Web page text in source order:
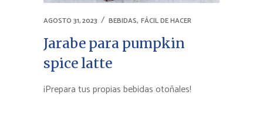
AGOSTO 31, 2023 BEBIDAS, FÁCIL DE HACER
Jarabe para pumpkin
spice latte
¡Prepara tus propias bebidas otoñales!